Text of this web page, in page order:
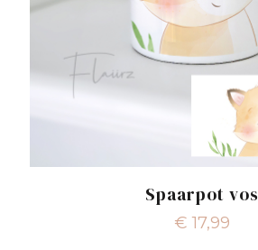
Spaarpot vos
€ 17,99